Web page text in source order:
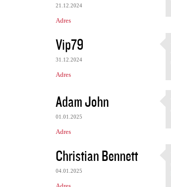
21.12.2024
Adres
Vip79
31.12.2024
Adres
Adam John
01.01.2025
Adres
Christian Bennett
04.01.2025